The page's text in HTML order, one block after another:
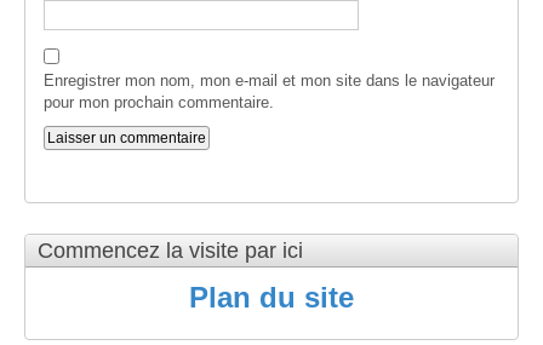
Enregistrer mon nom, mon e-mail et mon site dans le navigateur
pour mon prochain commentaire.
Commencez la visite par ici
Plan du site